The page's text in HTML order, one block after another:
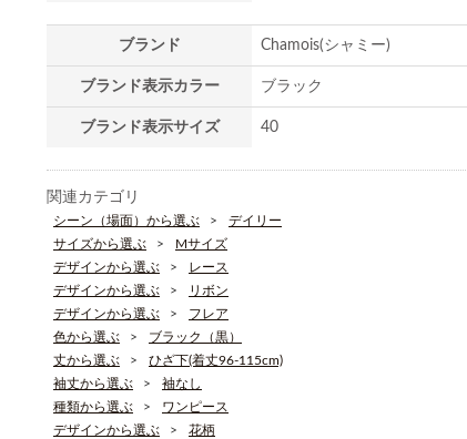
ブランド Chamois(シャミー)
ブランド表示カラー ブラック
ブランド表示サイズ 40
関連カテゴリ
シーン（場面）から選ぶ
デイリー
サイズから選ぶ
Mサイズ
デザインから選ぶ
レース
デザインから選ぶ
リボン
デザインから選ぶ
フレア
色から選ぶ
ブラック（黒）
丈から選ぶ
ひざ下(着丈96-115cm)
袖丈から選ぶ
袖なし
種類から選ぶ
ワンピース
デザインから選ぶ
花柄